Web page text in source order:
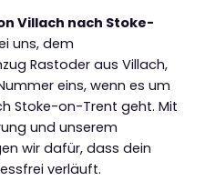
Villach nach Stoke-
uns, dem
Rastoder aus Villach,
eins, wenn es um
Stoke-on-Trent geht. Mit
und unserem
wir dafür, dass dein
verläuft.